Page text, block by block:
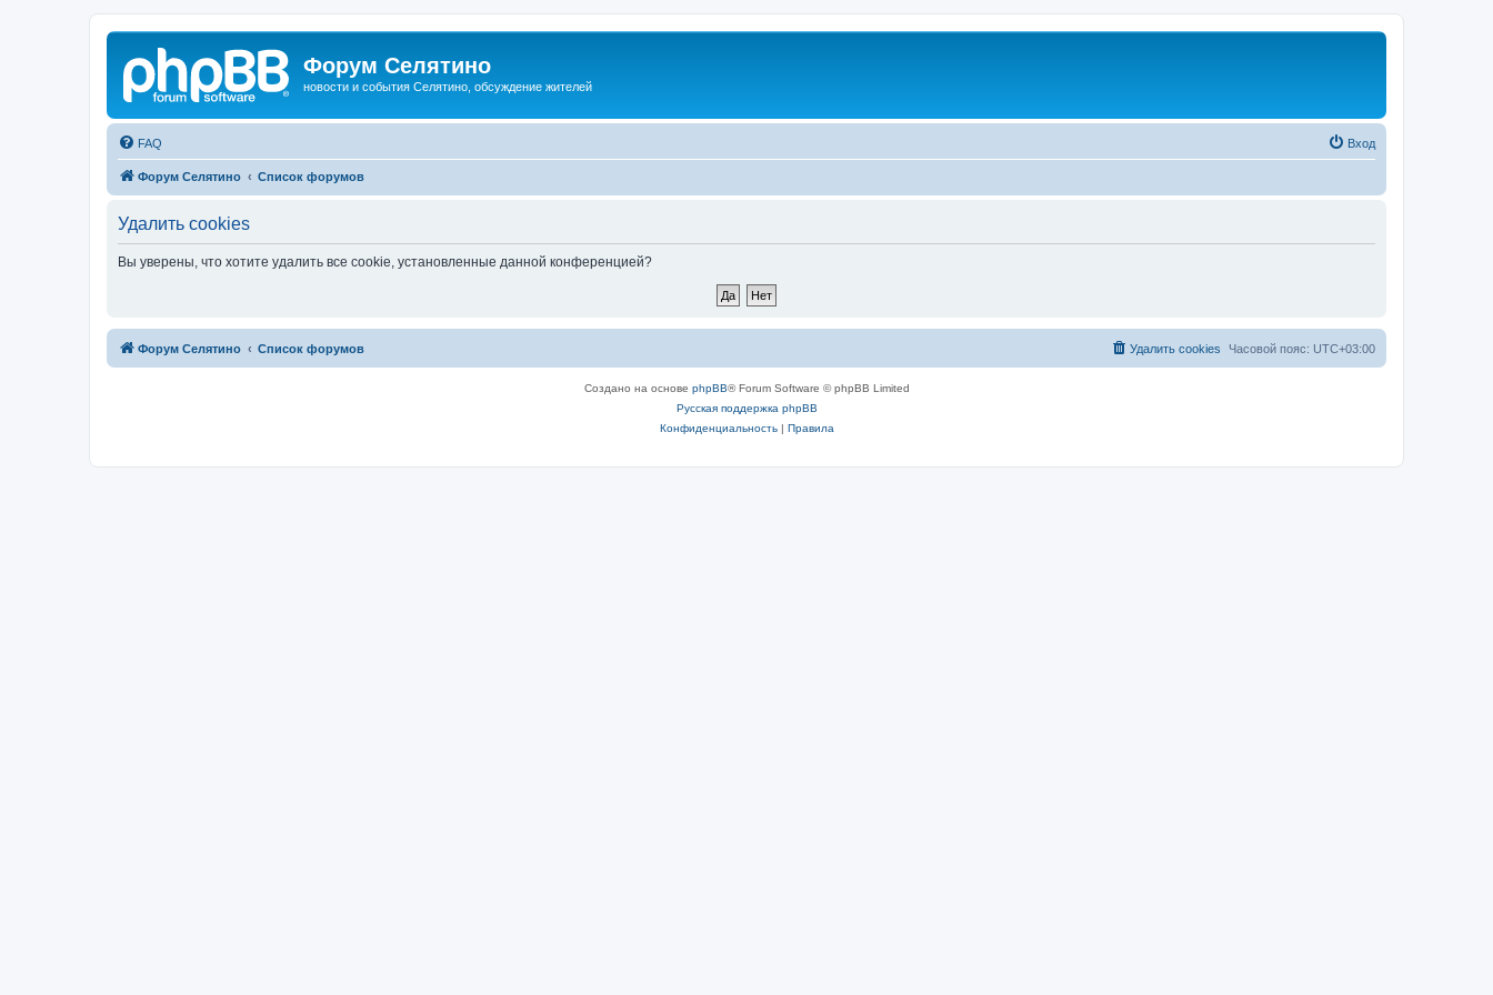
Форум Селятино
новости и события Селятино, обсуждение жителей
FAQ Вход
Форум Селятино Список форумов
Удалить cookies
Вы уверены, что хотите удалить все cookie, установленные данной конференцией?
Форум Селятино Список форумов Часовой пояс: UTC+03:00
Удалить cookies
Создано на основе phpBB® Forum Software © phpBB Limited
Русская поддержка phpBB
Конфиденциальность| Правила